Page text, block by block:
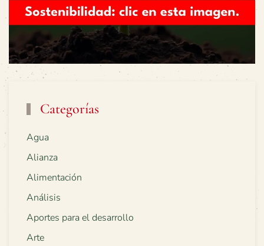
Categorías
Agua
Alianza
Alimentación
Análisis
Aportes para el desarrollo
Arte